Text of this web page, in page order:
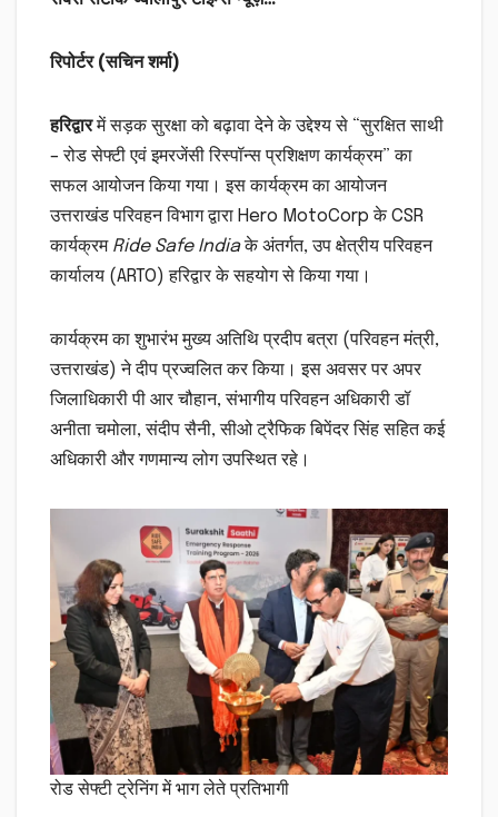
रिपोर्टर (सचिन शर्मा)
हरिद्वारमें सड़क सुरक्षा को बढ़ावा देने के उद्देश्य से “सुरक्षित साथी
– रोड सेफ्टी एवं इमरजेंसी रिस्पॉन्स प्रशिक्षण कार्यक्रम” का
सफल आयोजन किया गया। इस कार्यक्रम का आयोजन
उत्तराखंड परिवहन विभाग द्वारा Hero MotoCorp के CSR
कार्यक्रम Ride Safe Indiaके अंतर्गत, उप क्षेत्रीय परिवहन
कार्यालय (ARTO) हरिद्वार के सहयोग से किया गया।
कार्यक्रम का शुभारंभ मुख्य अतिथि प्रदीप बत्रा (परिवहन मंत्री,
उत्तराखंड) ने दीप प्रज्वलित कर किया। इस अवसर पर अपर
जिलाधिकारी पी आर चौहान, संभागीय परिवहन अधिकारी डॉ
अनीता चमोला, संदीप सैनी, सीओ ट्रैफिक बिपेंदर सिंह सहित कई
अधिकारी और गणमान्य लोग उपस्थित रहे।
रोड सेफ्टी ट्रेनिंग में भाग लेते प्रतिभागी